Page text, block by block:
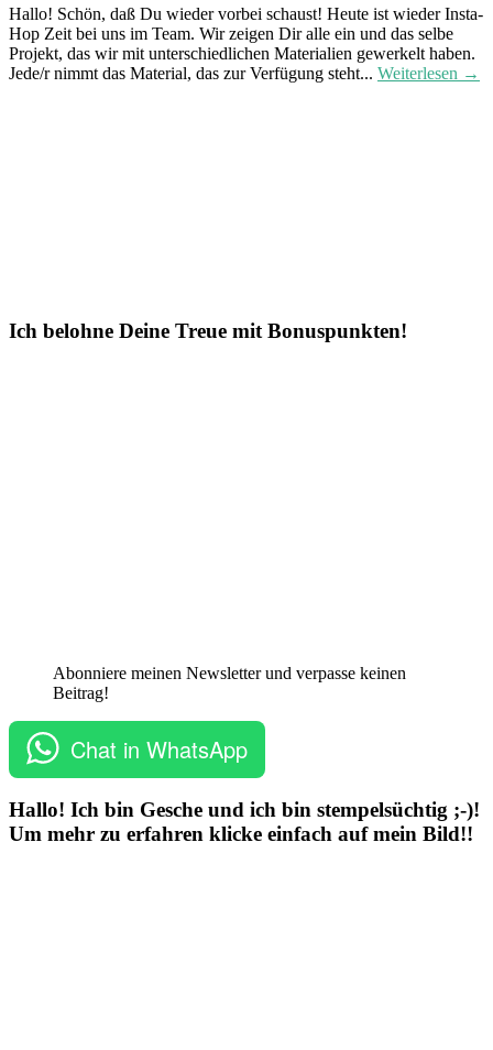
Hallo! Schön, daß Du wieder vorbei schaust! Heute ist wieder Insta-
Hop Zeit bei uns im Team. Wir zeigen Dir alle ein und das selbe
Projekt, das wir mit unterschiedlichen Materialien gewerkelt haben.
Jede/r nimmt das Material, das zur Verfügung steht... Weiterlesen →
Ich belohne Deine Treue mit Bonuspunkten!
Abonniere meinen Newsletter und verpasse keinen
Beitrag!
Chat in WhatsApp
Hallo! Ich bin Gesche und ich bin stempelsüchtig ;-)!
Um mehr zu erfahren klicke einfach auf mein Bild!!